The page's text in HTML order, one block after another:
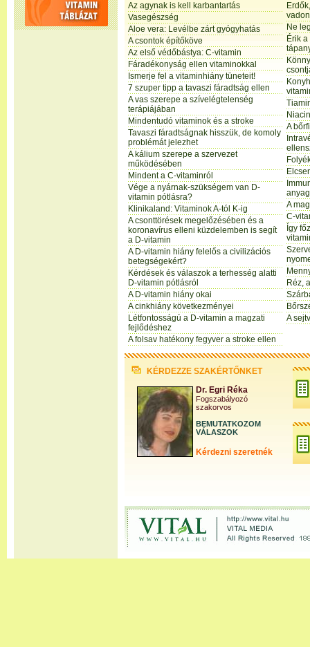
Az agynak is kell karbantartás
Vasegészség
Aloe vera: Levélbe zárt gyógyhatás
A csontok építőköve
Az első védőbástya: C-vitamin
Fáradékonyság ellen vitaminokkal
Ismerje fel a vitaminhiány tüneteit!
7 szuper tipp a tavaszi fáradtság ellen
A vas szerepe a szívelégtelenség
terápiájában
Mindentudó vitaminok és a stroke
Tavaszi fáradtságnak hisszük, de komoly
problémát jelezhet
A kálium szerepe a szervezet
működésében
Mindent a C-vitaminról
Vége a nyárnak-szükségem van D-
vitamin pótlásra?
Klinikaland: Vitaminok A-tól K-ig
A csonttörések megelőzésében és a
koronavírus elleni küzdelemben is segít
a D-vitamin
A D-vitamin hiány felelős a civilizációs
betegségekért?
Kérdések és válaszok a terhesség alatti
D-vitamin pótlásról
A D-vitamin hiány okai
A cinkhiány következményei
Létfontosságú a D-vitamin a magzati
fejlődéshez
A folsav hatékony fegyver a stroke ellen
Ne
Érik
A
A
C-
Így
Réz,
A
KÉRDEZZE SZAKÉRTŐNKET
Dr. Egri Réka
Fogszabályozó
szakorvos
BEMUTATKOZOM
VÁLASZOK
Kérdezni szeretnék